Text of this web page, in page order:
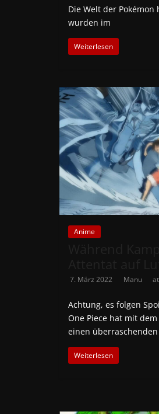
Die Welt der
wurden im
Weiterlesen
Anime
7. März 2022 Manu
Achtung, es folgen
One Piece hat mit
einen
Weiterlesen